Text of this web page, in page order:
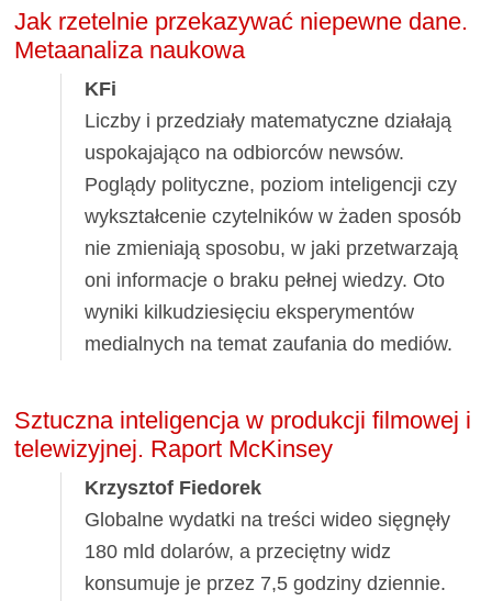
Jak rzetelnie przekazywać niepewne dane.
Metaanaliza naukowa
KFi
Liczby i przedziały matematyczne działają
uspokajająco na odbiorców newsów.
Poglądy polityczne, poziom inteligencji czy
wykształcenie czytelników w żaden sposób
nie zmieniają sposobu, w jaki przetwarzają
oni informacje o braku pełnej wiedzy. Oto
wyniki kilkudziesięciu eksperymentów
medialnych na temat zaufania do mediów.
Sztuczna inteligencja w produkcji filmowej i
telewizyjnej. Raport McKinsey
Krzysztof Fiedorek
Globalne wydatki na treści wideo sięgnęły
180 mld dolarów, a przeciętny widz
konsumuje je przez 7,5 godziny dziennie.